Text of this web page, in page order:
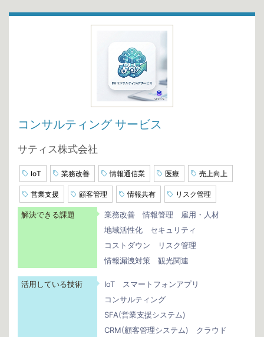
コンサルティング サービス
サティス株式会社
IoT 業務改善 情報通信業 医療 売上向上
営業支援 顧客管理 情報共有 リスク管理
解決できる課題 業務改善 情報管理
雇用・人材
地域活性化
セキュリティ
コストダウン
リスク管理
情報漏洩対策
観光関連
活用している技術 IoT
スマートフォンアプリ
コンサルティング
SFA(営業支援システム)
CRM(顧客管理システム)
クラウド